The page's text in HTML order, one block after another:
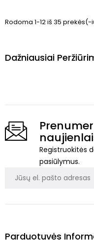
Rodoma 1-12 iš 35 prekės(-
Dažniausiai
Registruokitės
pasiūlymus.
Parduotuvės